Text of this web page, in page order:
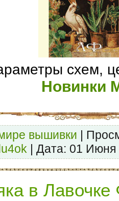
схем,
Новинки
вышивки |
| Дата: 01 Июня
в Лавочке